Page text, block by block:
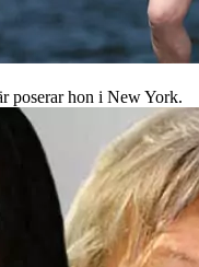
poserar hon i New York.